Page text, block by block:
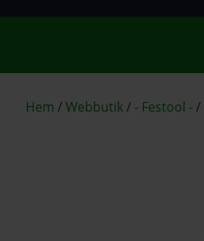
Hem /Webbutik/ - Festool -/